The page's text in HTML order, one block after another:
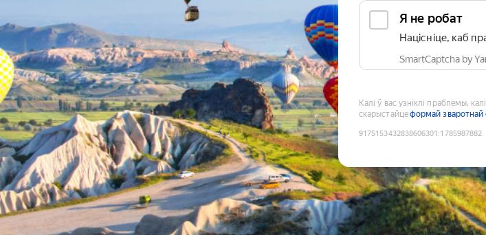
Я не робат
Націсніце, каб
SmartCaptcha by
Калі ў вас узніклі праблемы,
скарыстайцеформай зваротнай
9175153432838606301 :1785987882